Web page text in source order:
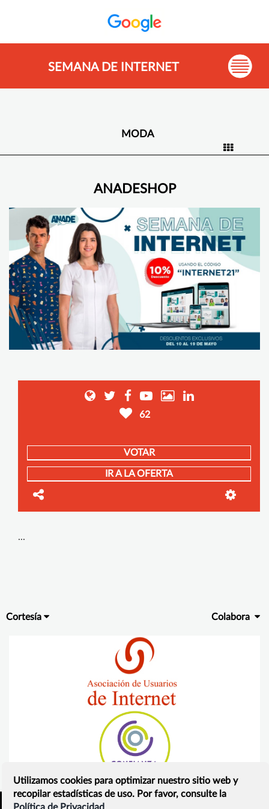
SEMANA DE INTERNET
MODA
ANADESHOP
62
VOTAR
IR A LA OFERTA
...
Cortesía Colabora
Utilizamos cookies para optimizar nuestro sitio web y
recopilar estadísticas de uso. Por favor, consulte la
Política de Privacidad